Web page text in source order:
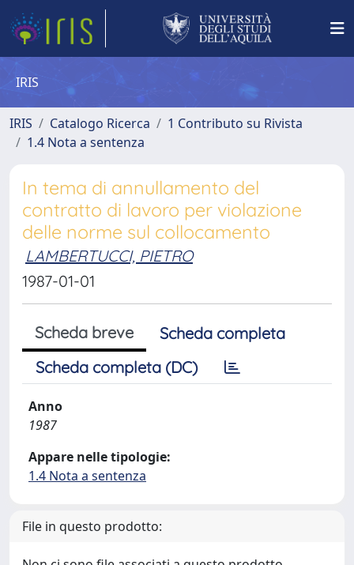
IRIS
IRIS Catalogo Ricerca
1 Contributo su Rivista
1.4 Nota a sentenza
In tema di annullamento del
contratto di lavoro per violazione
delle norme sul collocamento
LAMBERTUCCI, PIETRO
1987-01-01
Scheda breve
Scheda completa
Scheda completa (DC)
Anno
1987
Appare nelle tipologie:
1.4 Nota a sentenza
File in questo prodotto: